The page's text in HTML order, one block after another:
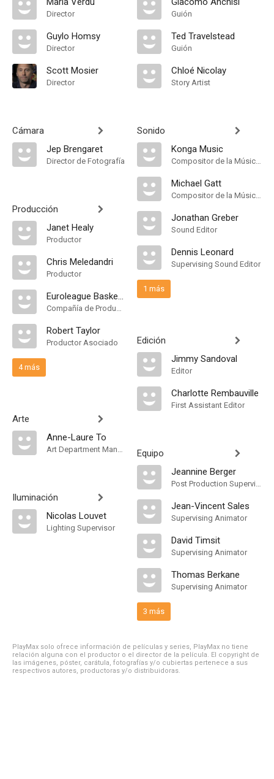
Director
Guylo Homsy
Director
Scott Mosier
Director
Cámara
Jep Brengaret
Director de Fotografía
Producción
Janet Healy
Productor
Chris Meledandri
Productor
Euroleague Basketball
Compañía de Produccion
Robert Taylor
Productor Asociado
4 más
Arte
Anne-Laure To
Art Department Manager
Iluminación
Nicolas Louvet
Lighting Supervisor
Guión
Ted Travelstead
Guión
Chloé Nicolay
Story Artist
Sonido
Konga Music
Compositor de la Música Original
Michael Gatt
Compositor de la Música Original
Jonathan Greber
Sound Editor
Dennis Leonard
Supervising Sound Editor
1 más
Edición
Jimmy Sandoval
Editor
Charlotte Rembauville
First Assistant Editor
Equipo
Jeannine Berger
Post Production Supervisor
Jean-Vincent Sales
Supervising Animator
David Timsit
Supervising Animator
Thomas Berkane
Supervising Animator
3 más
PlayMax solo ofrece información de películas y series, PlayMax no tiene
relación alguna con el productor o el director de la película. El copyright de
las imágenes, póster, carátula, fotografías y/o cubiertas pertenece a sus
respectivos autores, productoras y/o distribuidoras.